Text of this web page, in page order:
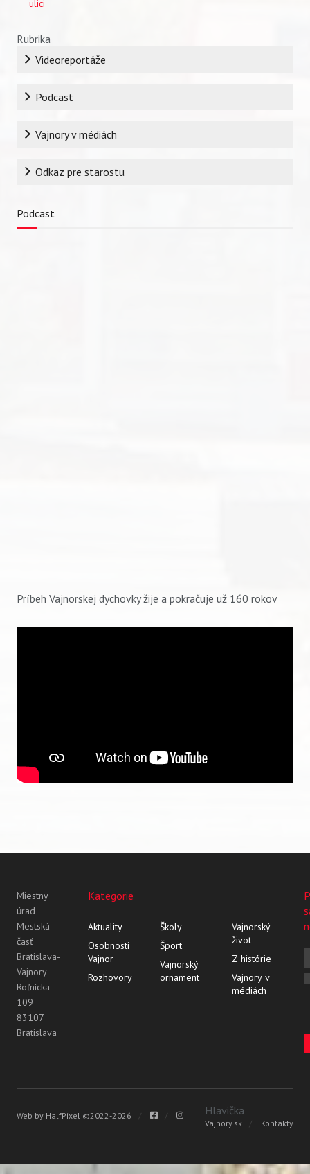
Vyhľadávanie
ulici
Rubrika
Videoreportáže
Podcast
Vajnory v médiách
Odkaz pre starostu
Podcast
Príbeh Vajnorskej dychovky žije a pokračuje už 160 rokov
Miestny
úrad
Mestská
časť
Bratislava-
Vajnory
Roľnícka
109
83107
Bratislava
Kategorie
Aktuality
Osobnosti
Vajnor
Rozhovory
Školy
Šport
Vajnorský
ornament
Vajnorský
život
Z histórie
Vajnory v
médiách
Web by HalfPixel ©2022-2026 Hlavička
Vajnory.sk Kontakty